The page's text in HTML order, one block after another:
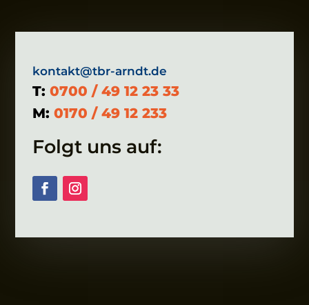
kontakt@tbr-arndt.de
T:0700 / 49 12 23 33
M:0170 / 49 12 233
Folgt uns auf: